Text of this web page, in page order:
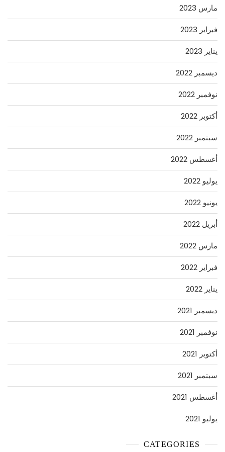
مارس 2023
فبراير 2023
يناير 2023
ديسمبر 2022
نوفمبر 2022
أكتوبر 2022
سبتمبر 2022
أغسطس 2022
يوليو 2022
يونيو 2022
أبريل 2022
مارس 2022
فبراير 2022
يناير 2022
ديسمبر 2021
نوفمبر 2021
أكتوبر 2021
سبتمبر 2021
أغسطس 2021
يوليو 2021
CATEGORIES